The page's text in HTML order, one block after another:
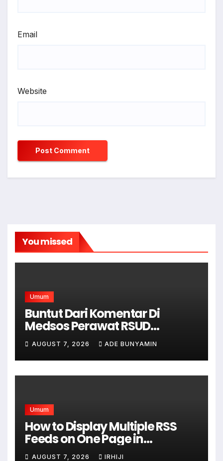
Email
Website
You missed
Umum
Buntut Dari Komentar Di
Medsos Perawat RSUD
Cicalengka Di Non Aktifkan
AUGUST 7, 2026 ADE BUNYAMIN
Umum
How to Display Multiple RSS
Feeds on One Page in
WordPress
AUGUST 7, 2026 IRHIJI